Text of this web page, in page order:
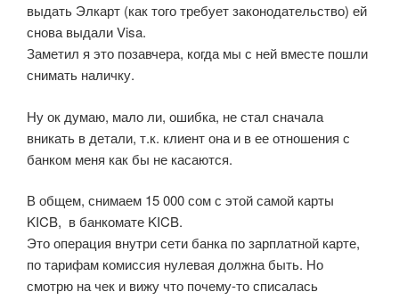
выдать Элкарт (как того требует законодательство) ей
снова выдали Visa.
Заметил я это позавчера, когда мы с ней вместе пошли
снимать наличку.
Ну ок думаю, мало ли, ошибка, не стал сначала
вникать в детали, т.к. клиент она и в ее отношения с
банком меня как бы не касаются.
В общем, снимаем 15 000 сом с этой самой карты
KICB, в банкомате KICB.
Это операция внутри сети банка по зарплатной карте,
по тарифам комиссия нулевая должна быть. Но
смотрю на чек и вижу что почему-то списалась